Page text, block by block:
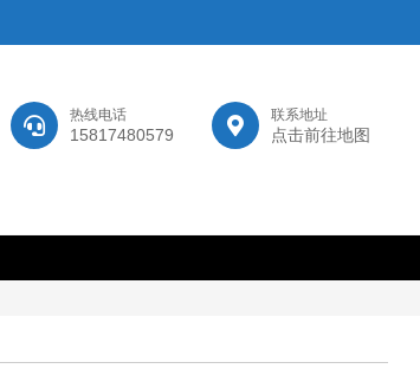
热线电话
15817480579
联系地址
点击前往地图